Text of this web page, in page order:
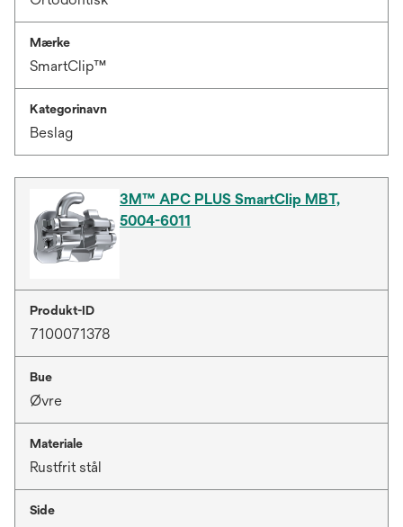
Mærke
SmartClip™
Kategorinavn
Beslag
3M™ APC PLUS SmartClip MBT,
5004-6011
Produkt-ID
7100071378
Bue
Øvre
Materiale
Rustfrit stål
Side